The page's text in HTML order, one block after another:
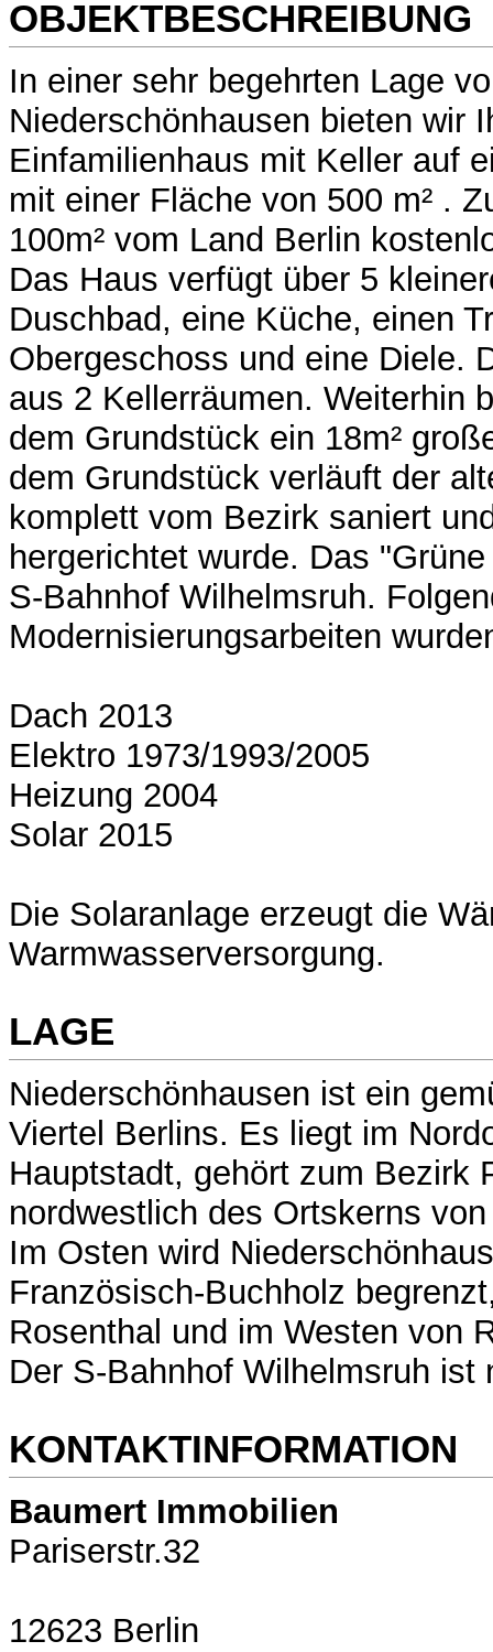
OBJEKTBESCHREIBUNG
In einer sehr begehrten Lage
Niederschönhausen bieten wir
Einfamilienhaus mit Keller auf
mit einer Fläche von 500 m² .
100m² vom Land Berlin
Das Haus verfügt über 5
Duschbad, eine Küche, einen
Obergeschoss und eine Diele.
aus 2 Kellerräumen. Weiterhin
dem Grundstück ein 18m²
dem Grundstück verläuft der
komplett vom Bezirk saniert
hergerichtet wurde. Das
S-Bahnhof Wilhelmsruh.
Modernisierungsarbeiten
Dach 2013
Elektro 1973/1993/2005
Heizung 2004
Solar 2015
Die Solaranlage erzeugt die
Warmwasserversorgung.
LAGE
Niederschönhausen ist ein
Viertel Berlins. Es liegt im
Hauptstadt, gehört zum Bezirk
nordwestlich des Ortskerns
Im Osten wird
Französisch-Buchholz
Rosenthal und im Westen von
Der S-Bahnhof Wilhelmsruh ist
KONTAKTINFORMATION
Baumert Immobilien
Pariserstr.32
12623 Berlin